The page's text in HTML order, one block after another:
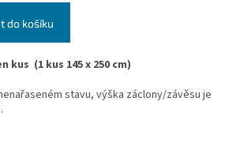
do košíku
kus (1 kus 145 x 250 cm)
stavu, výška záclony/závěsu je